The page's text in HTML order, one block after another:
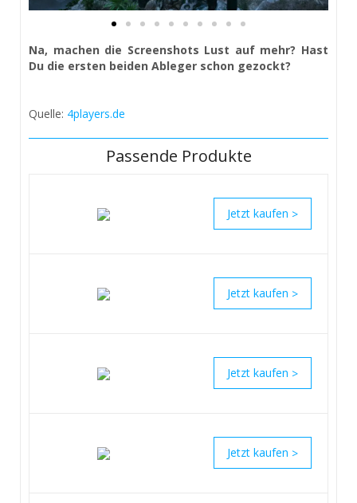
Na, machen die Screenshots Lust auf mehr? Hast
Du die ersten beiden Ableger schon gezockt?
Quelle: 4players.de
Passende Produkte
>
>
>
>